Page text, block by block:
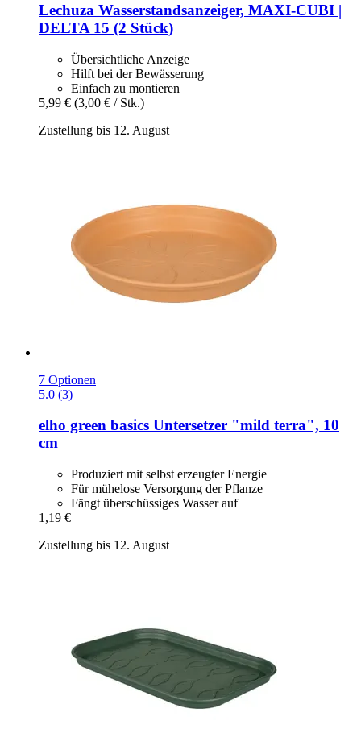
Lechuza Wasserstandsanzeiger, MAXI-​CUBI |
DELTA 15 (2 Stück)
Übersichtliche Anzeige
Hilft bei der Bewässerung
Einfach zu montieren
5,99 € (3,00 € / Stk.)
Zustellung bis 12. August
7 Optionen
5.0 (3)
elho green basics Untersetzer "mild terra", 10
cm
Produziert mit selbst erzeugter Energie
Für mühelose Versorgung der Pflanze
Fängt überschüssiges Wasser auf
1,19 €
Zustellung bis 12. August